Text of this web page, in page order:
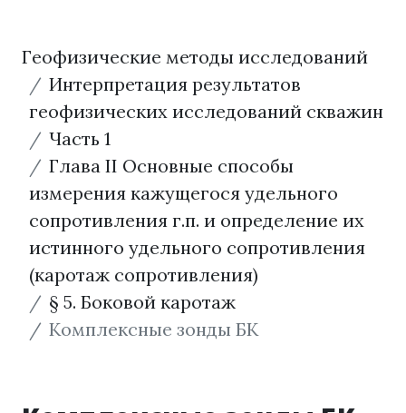
Геофизические методы исследований
Интерпретация результатов
геофизических исследований скважин
Часть 1
Глава II Основные способы
измерения кажущегося удельного
сопротивления г.п. и определение их
истинного удельного сопротивления
(каротаж сопротивления)
§ 5. Боковой каротаж
Комплексные зонды БК